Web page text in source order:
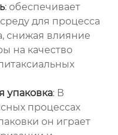
: обеспечивает
для процесса
снижая влияние
на качество
упаковка: В
процессах
он играет